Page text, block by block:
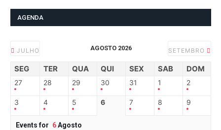
AGENDA
JULHO AGOSTO 2026 SETEMBRO
SEG TER QUA QUI SEX SAB DOM
27 28 29 30 31 1 2
3 4 5 6 7 8 9
Events for 6Agosto